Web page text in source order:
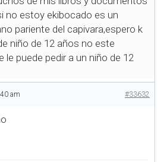
no estoy ekibocado es un
pariente del capivara,espero k
niño de 12 años no este
le puede pedir a un niño de 12
am #33632